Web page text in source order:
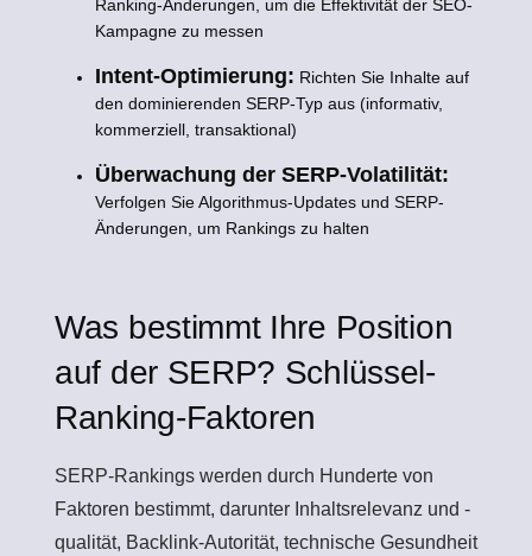
Ranking-Änderungen, um die Effektivität der SEO-
Kampagne zu messen
Intent-Optimierung: Richten Sie Inhalte auf
den dominierenden SERP-Typ aus (informativ,
kommerziell, transaktional)
Überwachung der SERP-Volatilität:
Verfolgen Sie Algorithmus-Updates und SERP-
Änderungen, um Rankings zu halten
Was bestimmt Ihre Position
auf der SERP? Schlüssel-
Ranking-Faktoren
SERP-Rankings werden durch Hunderte von
Faktoren bestimmt, darunter Inhaltsrelevanz und -
qualität, Backlink-Autorität, technische Gesundheit